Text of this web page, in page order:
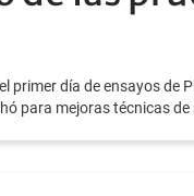
primer día de ensayos de
para mejoras técnicas de